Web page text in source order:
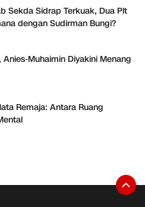
Sekda Sidrap Terkuak, Dua Plt
dengan Sudirman Bungi?
Muhaimin Diyakini Menang
Remaja: Antara Ruang